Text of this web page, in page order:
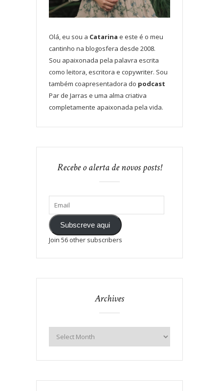
Olá, eu sou a Catarina e este é o meu
cantinho na blogosfera desde 2008.
Sou apaixonada pela palavra escrita
como leitora, escritora e copywriter. Sou
também coapresentadora do podcast
Par de Jarras e uma alma criativa
completamente apaixonada pela vida.
Recebe o alerta de novos posts!
Subscreve aqui
Join 56 other subscribers
Archives